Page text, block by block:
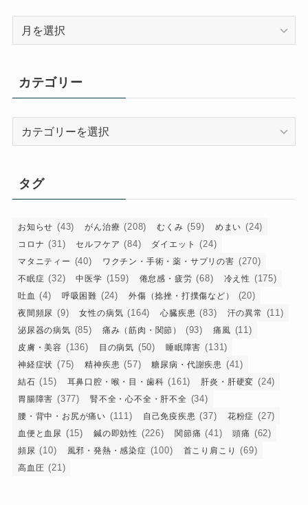
ブ
カテゴリー
ー
タグ
お知らせ (43) がん治療 (208) むくみ (59) めまい (24)
コロナ (31) セルフケア (84) ダイエット (24)
マタニティー (40) ワクチン・手術・薬・サプリの害 (270)
不眠症 (32) 中医学 (159) 倦怠感・疲労 (68) 冷え性 (175)
吐血 (4) 呼吸困難 (24) 外傷（捻挫・打撲傷など） (20)
夜間頻尿 (9) 女性の病気 (164) 心臓疾患 (83) 汗の異常 (11)
泌尿器の病気 (85) 痛み（筋肉・関節） (93) 痛風 (11)
皮膚・美容 (136) 目の病気 (50) 睡眠障害 (131)
神経症状 (75) 精神疾患 (57) 糖尿病・代謝疾患 (41)
結石 (15) 耳鼻口腔・喉・目・歯科 (161) 肝炎・肝硬変 (24)
胃腸障害 (377) 腎不全・心不全・肝不全 (34)
腰・背中・お尻が痛い (111) 自己免疫疾患 (37) 花粉症 (27)
血便と血尿 (15) 鍼の即効性 (226) 関節痛 (41) 頭痛 (62)
頻尿 (10) 風邪・発熱・感染症 (100) 首こり肩こり (69)
高血圧 (21)